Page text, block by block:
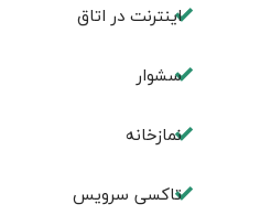
اینترنت در اتاق
سشوار
نمازخانه
تاکسی سرویس